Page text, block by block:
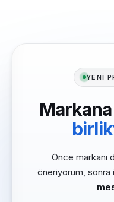
YENİ
Önce markanı
öneriyorum, sonra